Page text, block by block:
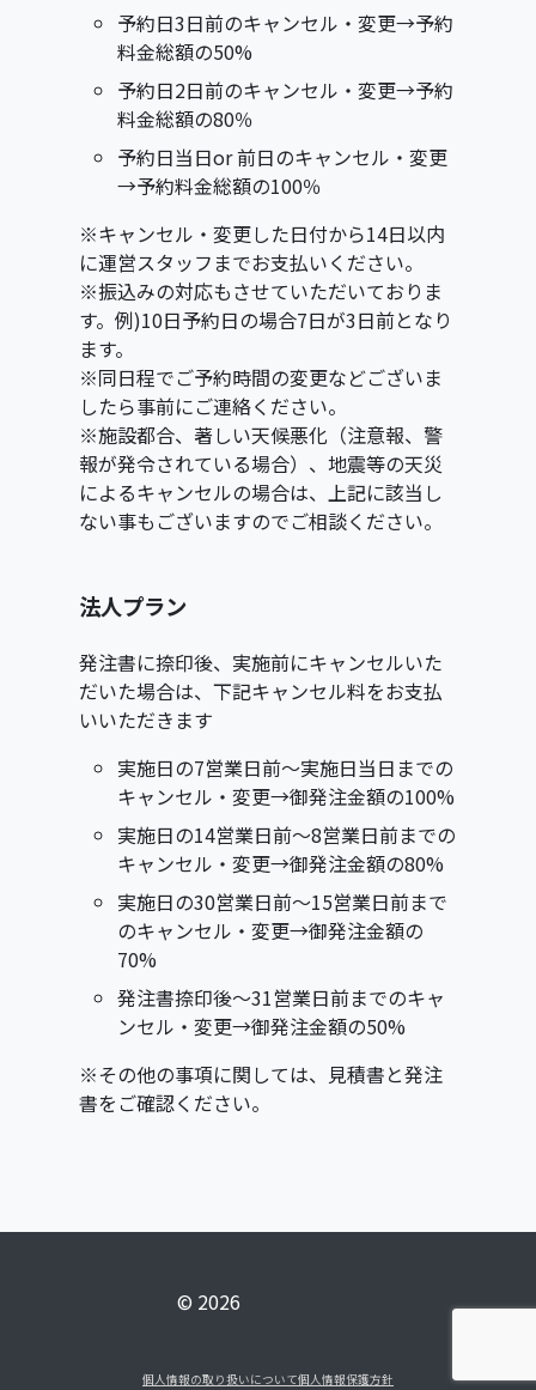
予約日3日前のキャンセル・変更→予約
料金総額の50%
予約日2日前のキャンセル・変更→予約
料金総額の80％
予約日当日or 前日のキャンセル・変更
→予約料金総額の100％
※キャンセル・変更した日付から14日以内
に運営スタッフまでお支払いください。
※振込みの対応もさせていただいておりま
す。例)10日予約日の場合7日が3日前となり
ます。
※同日程でご予約時間の変更などございま
したら事前にご連絡ください。
※施設都合、著しい天候悪化（注意報、警
報が発令されている場合）、地震等の天災
によるキャンセルの場合は、上記に該当し
ない事もございますのでご相談ください。
法人プラン
発注書に捺印後、実施前にキャンセルいた
だいた場合は、下記キャンセル料をお支払
いいただきます
実施日の7営業日前〜実施日当日までの
キャンセル・変更→御発注金額の100%
実施日の14営業日前～8営業日前までの
キャンセル・変更→御発注金額の80%
実施日の30営業日前〜15営業日前まで
のキャンセル・変更→御発注金額の
70%
発注書捺印後〜31営業日前までのキャ
ンセル・変更→御発注金額の50%
※その他の事項に関しては、見積書と発注
書をご確認ください。
© 2026
個人情報の取り扱いについて個人情報保護方針